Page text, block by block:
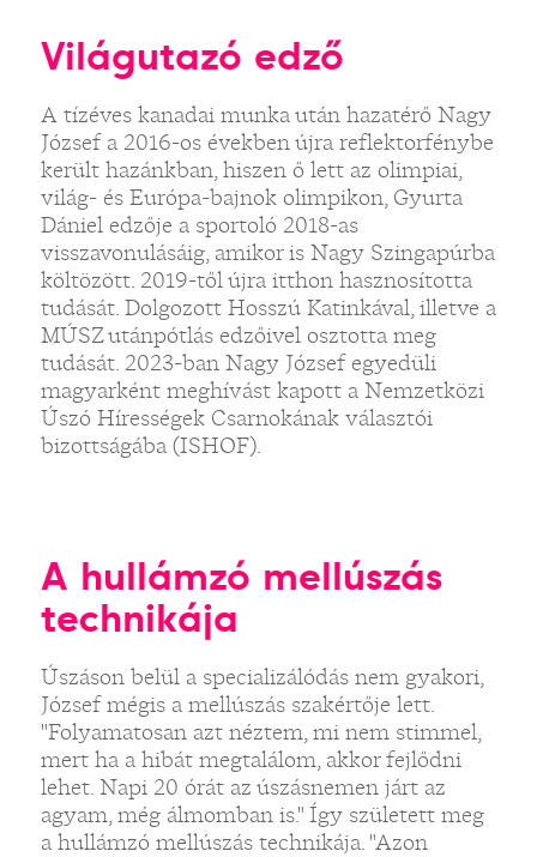
Világutazó edző
A tízéves kanadai munka után hazatérő Nagy
József a 2016-os években újra reflektorfénybe
került hazánkban, hiszen ő lett az olimpiai,
világ- és Európa-bajnok olimpikon, Gyurta
Dániel edzője a sportoló 2018-as
visszavonulásáig, amikor is Nagy Szingapúrba
költözött. 2019-től újra itthon hasznosította
tudását. Dolgozott Hosszú Katinkával, illetve a
MÚSZ utánpótlás edzőivel osztotta meg
tudását. 2023-ban Nagy József egyedüli
magyarként meghívást kapott a Nemzetközi
Úszó Hírességek Csarnokának választói
bizottságába (ISHOF).
A hullámzó mellúszás
technikája
Úszáson belül a specializálódás nem gyakori,
József mégis a mellúszás szakértője lett.
"Folyamatosan azt néztem, mi nem stimmel,
mert ha a hibát megtalálom, akkor fejlődni
lehet. Napi 20 órát az úszásnemen járt az
agyam, még álmomban is." Így született meg
a hullámzó mellúszás technikája. "Azon